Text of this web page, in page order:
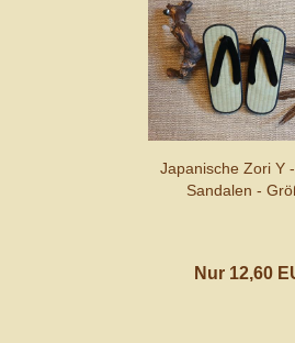
Japanische Zori Y
Sandalen -
Nur 12,60